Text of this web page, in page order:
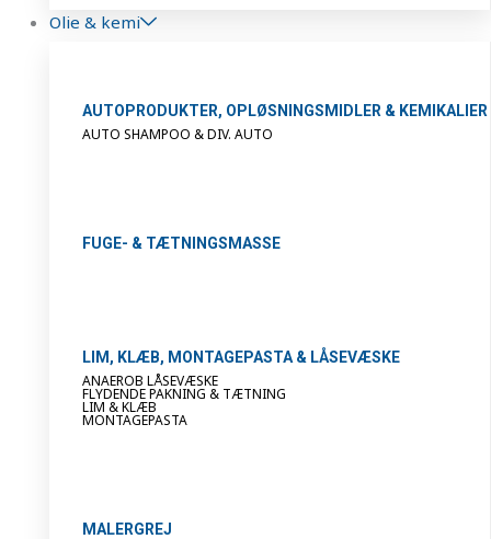
Olie & kemi
AUTOPRODUKTER, OPLØSNINGSMIDLER & KEMIKALIER
AUTO SHAMPOO & DIV. AUTO
FUGE- & TÆTNINGSMASSE
LIM, KLÆB, MONTAGEPASTA & LÅSEVÆSKE
ANAEROB LÅSEVÆSKE
FLYDENDE PAKNING & TÆTNING
LIM & KLÆB
MONTAGEPASTA
MALERGREJ